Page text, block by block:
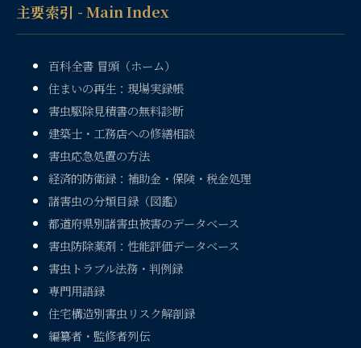
主要索引 - Main Index
百科全書 冒頭（ホーム）
住まいの再生：現場実録帳
害虫駆除見積書の無料診断
建築士・工務店への修繕相談
害虫応急処置の方法
経済的防衛録：補助金・保険・税金処理
諸害虫の分類目録（図鑑）
都道府県別諸害虫被害のデータベース
害虫防除薬剤：性能評価データベース
害虫トラブル法務・判例録
専門用語録
住宅構造別害虫リスク解剖録
編纂者・監修者列伝